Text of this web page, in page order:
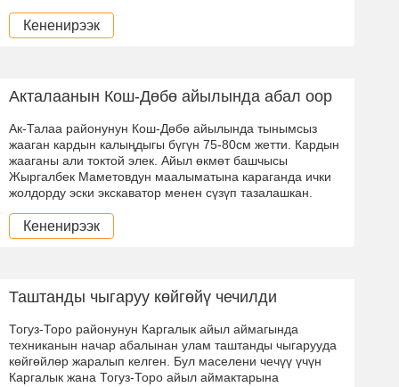
Кененирээк
Акталаанын Кош-Дөбө айылында абал оор
Ак-Талаа районунун Кош-Дөбө айылында тынымсыз
жааган кардын калыңдыгы бүгүн 75-80см жетти. Кардын
жааганы али токтой элек. Айыл өкмөт башчысы
Жыргалбек Маметовдун маалыматына караганда ички
жолдорду эски экскаватор менен сүзүп тазалашкан.
Кененирээк
Таштанды чыгаруу көйгөйү чечилди
Тогуз-Торо районунун Каргалык айыл аймагында
техниканын начар абалынан улам таштанды чыгарууда
көйгөйлөр жаралып келген. Бул маселени чечүү үчүн
Каргалык жана Тогуз-Торо айыл аймактарына